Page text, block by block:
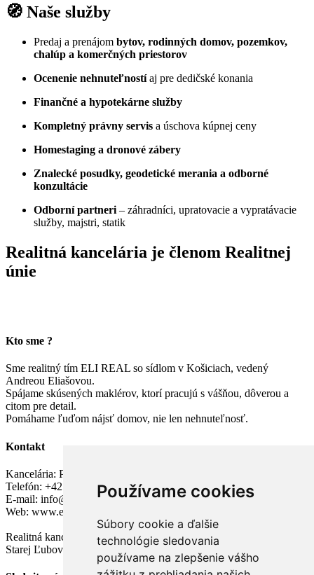
Používame cookies
Súbory cookie a ďalšie
technológie sledovania
používame na zlepšenie vášho
🧭 Naše služby
Predaj a prenájom bytov, rodinných domov, pozemkov,
chalúp a komerčných priestorov
Ocenenie nehnuteľnostíaj pre dedičské konania
Finančné a hypotekárne služby
Kompletný právny servis a úschova kúpnej ceny
Homestaging a dronové zábery
Znalecké posudky, geodetické merania a odborné
konzultácie
Odborní partneri – záhradníci, upratovacie a vypratávacie
služby, majstri, statik
Realitná kancelária je členom Realitnej
únie
Kto sme ?
Sme realitný tím ELI REAL so sídlom v Košiciach, vedený
Andreou Eliašovou.
Spájame skúsených maklérov, ktorí pracujú s vášňou, dôverou a
citom pre detail.
Pomáhame ľuďom nájsť domov, nie len nehnuteľnosť.
Kontakt
Kancelária: Pražská 4, Košice – Západ
Telefón: +421 907 946 726
E-mail: info@elireal.sk
Web: www.elireal.sk
Realitná kancelária s maklérmi v Košiciach, Gelnici, Rožňave,
Starej Ľubovni, Poprade, Kežmarku, Trebišove a v Bratislave.